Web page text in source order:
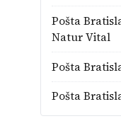
Pošta
Natur Vital
Pošta
Pošta